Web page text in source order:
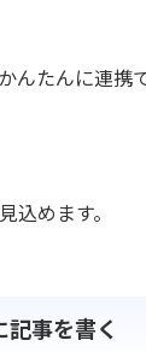
んたんに連携
込めます。
事を書く